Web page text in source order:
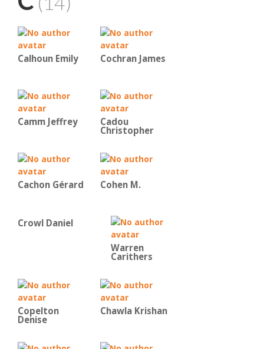
Calhoun Emily Cochran James
Camm Jeffrey Cadou
Christopher
Cachon Gérard Cohen M.
Crowl Daniel
Warren
Carithers
Copelton
Denise
Chawla Krishan